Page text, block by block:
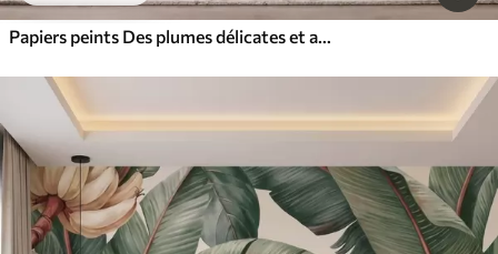
Papiers peints Des plumes délicates et aériennes, nimbées d'une brume rose-pêche aux reflets chatoyants